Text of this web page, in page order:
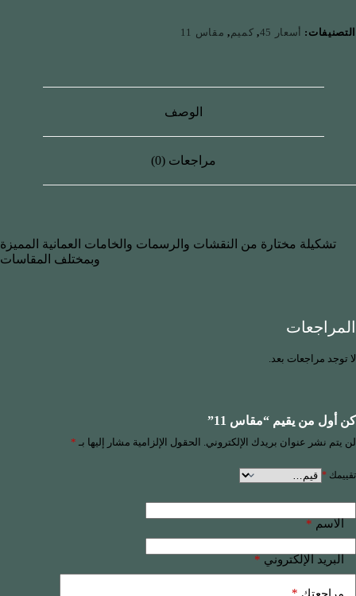
التصنيفات: أسعار 45 , كميم, مقاس 11
الوصف
مراجعات (0)
تشكيلة مختارة من النقشات والرسمات والخامات العمانية المميزة
وبمختلف المقاسات
المراجعات
لا توجد مراجعات بعد.
كن أول من يقيم “مقاس 11”
لن يتم نشر عنوان بريدك الإلكتروني. الحقول الإلزامية مشار إليها بـ *
تقييمك *
الاسم *
البريد الإلكتروني *
مراجعتك *